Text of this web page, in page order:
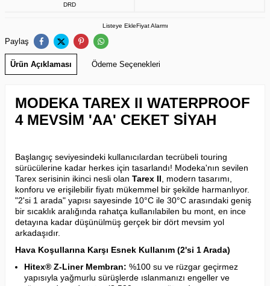
DRD
Listeye EkleFiyat Alarmı
Paylaş
Ürün Açıklaması Ödeme Seçenekleri
MODEKA TAREX II WATERPROOF
4 MEVSİM 'AA' CEKET SİYAH
Başlangıç seviyesindeki kullanıcılardan tecrübeli touring
sürücülerine kadar herkes için tasarlandı! Modeka'nın sevilen
Tarex serisinin ikinci nesli olan Tarex II , modern tasarımı,
konforu ve erişilebilir fiyatı mükemmel bir şekilde harmanlıyor.
"2'si 1 arada" yapısı sayesinde 10°C ile 30°C arasındaki geniş
bir sıcaklık aralığında rahatça kullanılabilen bu mont, en ince
detayına kadar düşünülmüş gerçek bir dört mevsim yol
arkadaşıdır.
Hava Koşullarına Karşı Esnek Kullanım (2'si 1 Arada)
Hitex® Z-Liner Membran: %100 su ve rüzgar geçirmez
yapısıyla yağmurlu sürüşlerde ıslanmanızı engeller ve